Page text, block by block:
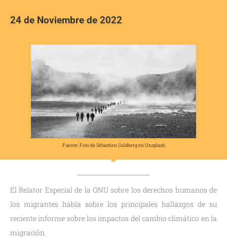
24 de Noviembre de 2022
Fuente: Foto de Sébastien Goldberg en Unsplash
El Relator Especial de la ONU sobre los derechos humanos de
los migrantes habla sobre los principales hallazgos de su
reciente informe sobre los impactos del cambio climático en la
migración.